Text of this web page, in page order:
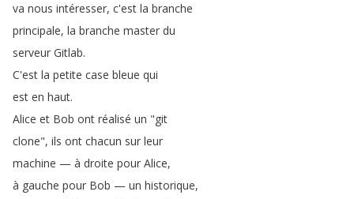
va nous intéresser, c'est la branche
principale, la branche master du
serveur Gitlab.
C'est la petite case bleue qui
est en haut.
Alice et Bob ont réalisé un "git
clone", ils ont chacun sur leur
machine — à droite pour Alice,
à gauche pour Bob — un historique,